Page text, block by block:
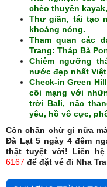
chèo thuyền
Thư giãn, tái tạo
khoáng nóng.
Tham quan các
Trang: Tháp Bà
Chiêm ngưỡng
nước đẹp nhất Việt
Check-inGreen
cõi mạng với
trời Bali, nấc
yêu, hồ vô cực,
Còn chần chừ gì nữa
Đà Lạt 5 ngày 4 đêm
thật tuyệt vời! Liên hệ
6167 để đặt vé đi Nha